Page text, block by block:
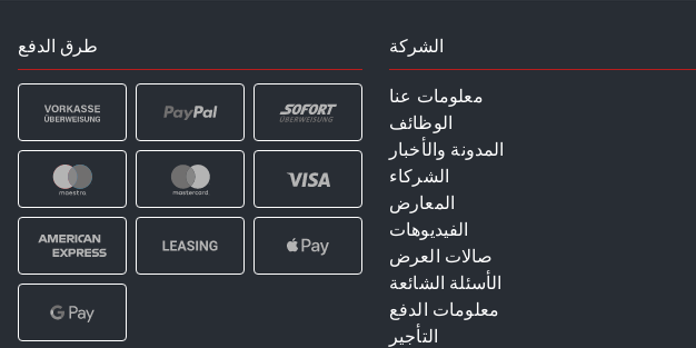
طرق الدفع الشركة
معلومات عنا
الوظائف
المدونة والأخبار
الشركاء
المعارض
الفيديوهات
صالات العرض
الأسئلة الشائعة
معلومات الدفع
التأجير